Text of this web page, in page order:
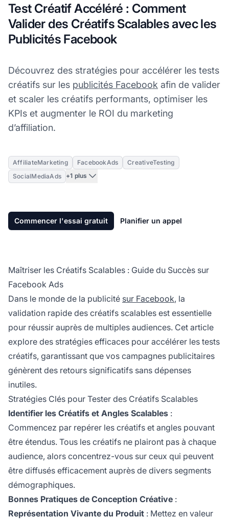
Test Créatif Accéléré : Comment
Valider des Créatifs Scalables avec les
Publicités Facebook
Découvrez des stratégies pour accélérer les tests
créatifs sur les publicités Facebook afin de valider
et scaler les créatifs performants, optimiser les
KPIs et augmenter le ROI du marketing
d’affiliation.
AffiliateMarketing FacebookAds
CreativeTesting
SocialMediaAds
+1 plus
Commencer l'essai gratuit Planifier un appel
Maîtriser les Créatifs Scalables : Guide du Succès sur
Facebook Ads
Dans le monde de la publicité sur Facebook, la
validation rapide des créatifs scalables est essentielle
pour réussir auprès de multiples audiences. Cet article
explore des stratégies efficaces pour accélérer les tests
créatifs, garantissant que vos campagnes publicitaires
génèrent des retours significatifs sans dépenses
inutiles.
Stratégies Clés pour Tester des Créatifs Scalables
Identifier les Créatifs et Angles Scalables :
Commencez par repérer les créatifs et angles pouvant
être étendus. Tous les créatifs ne plairont pas à chaque
audience, alors concentrez-vous sur ceux qui peuvent
être diffusés efficacement auprès de divers segments
démographiques.
Bonnes Pratiques de Conception Créative :
Représentation Vivante du Produit : Mettez en valeur